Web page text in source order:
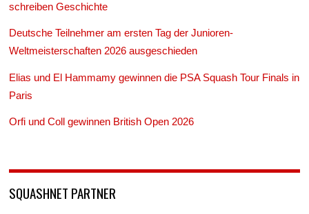
schreiben Geschichte
Deutsche Teilnehmer am ersten Tag der Junioren-
Weltmeisterschaften 2026 ausgeschieden
Elias und El Hammamy gewinnen die PSA Squash Tour Finals in
Paris
Orfi und Coll gewinnen British Open 2026
SQUASHNET PARTNER